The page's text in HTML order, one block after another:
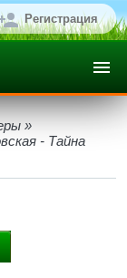
Регистрация
»
- Тайна